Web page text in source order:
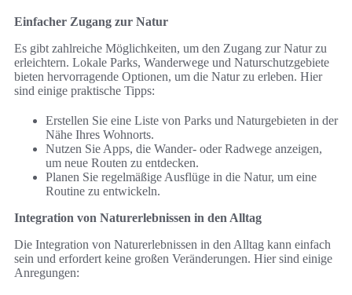
Einfacher Zugang zur Natur
Es gibt zahlreiche Möglichkeiten, um den Zugang zur Natur zu
erleichtern. Lokale Parks, Wanderwege und Naturschutzgebiete
bieten hervorragende Optionen, um die Natur zu erleben. Hier
sind einige praktische Tipps:
Erstellen Sie eine Liste von Parks und Naturgebieten in der
Nähe Ihres Wohnorts.
Nutzen Sie Apps, die Wander- oder Radwege anzeigen,
um neue Routen zu entdecken.
Planen Sie regelmäßige Ausflüge in die Natur, um eine
Routine zu entwickeln.
Integration von Naturerlebnissen in den Alltag
Die Integration von Naturerlebnissen in den Alltag kann einfach
sein und erfordert keine großen Veränderungen. Hier sind einige
Anregungen: